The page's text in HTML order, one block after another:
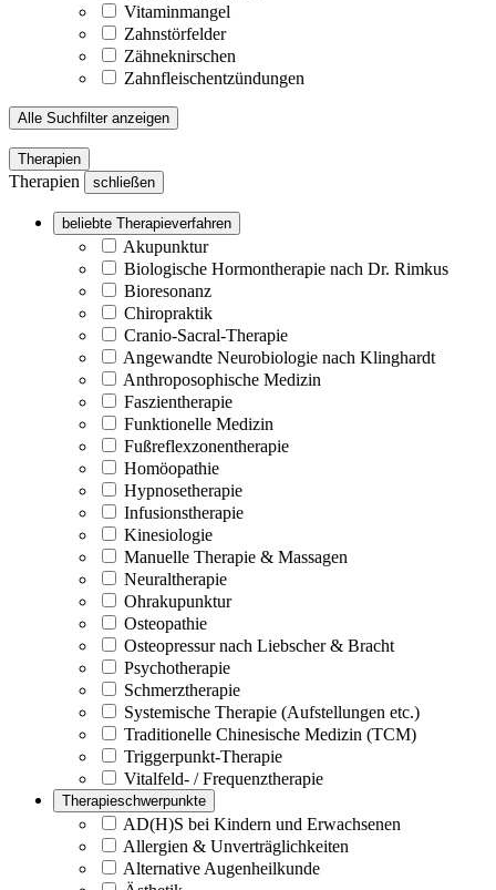
Vitaminmangel
Zahnstörfelder
Zähneknirschen
Zahnfleischentzündungen
Alle Suchfilter anzeigen
Therapien
Therapien schließen
beliebte Therapieverfahren
Akupunktur
Biologische Hormontherapie nach Dr. Rimkus
Bioresonanz
Chiropraktik
Cranio-Sacral-Therapie
Angewandte Neurobiologie nach Klinghardt
Anthroposophische Medizin
Faszientherapie
Funktionelle Medizin
Fußreflexzonentherapie
Homöopathie
Hypnosetherapie
Infusionstherapie
Kinesiologie
Manuelle Therapie & Massagen
Neuraltherapie
Ohrakupunktur
Osteopathie
Osteopressur nach Liebscher & Bracht
Psychotherapie
Schmerztherapie
Systemische Therapie (Aufstellungen etc.)
Traditionelle Chinesische Medizin (TCM)
Triggerpunkt-Therapie
Vitalfeld- / Frequenztherapie
Therapieschwerpunkte
AD(H)S bei Kindern und Erwachsenen
Allergien & Unverträglichkeiten
Alternative Augenheilkunde